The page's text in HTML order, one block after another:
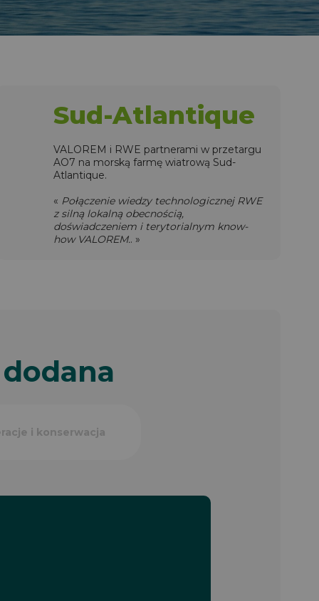
Sud-Atlantique
VALOREM i RWE partnerami w przetargu
AO7 na morską farmę wiatrową Sud-
Atlantique.
« Połączenie wiedzy technologicznej RWE
z silną lokalną obecnością,
doświadczeniem i terytorialnym know-
how VALOREM.. »
i konserwacja